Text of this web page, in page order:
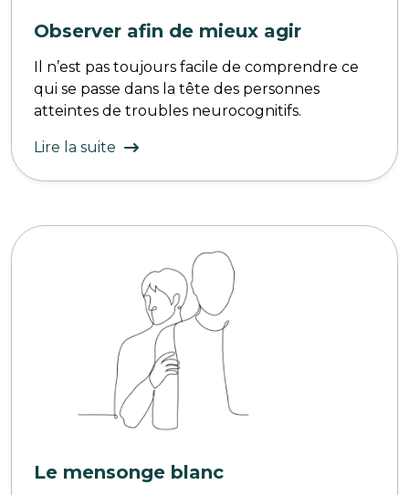
Observer afin de mieux agir
Il n’est pas toujours facile de comprendre ce
qui se passe dans la tête des personnes
atteintes de troubles neurocognitifs.
Lire la suite
Le mensonge blanc